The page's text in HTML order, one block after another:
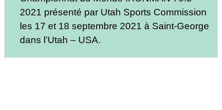
2021 présenté par Utah Sports Commission
les 17 et 18 septembre 2021 à Saint-George
dans l’Utah – USA.